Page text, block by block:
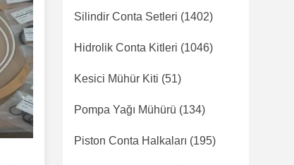
Silindir Conta Setleri (1402)
Hidrolik Conta Kitleri (1046)
Kesici Mühür Kiti (51)
Pompa Yağı Mühürü (134)
Piston Conta Halkaları (195)